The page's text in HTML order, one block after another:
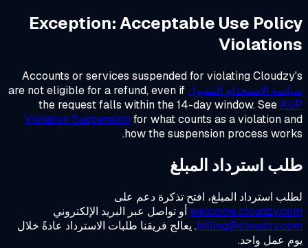
Exception: Acceptable Use
Accounts or services suspended for violating
الاستخدام المقبولare not eligible for a refund, even if
the request falls within the 14-day window. See
Violation Suspension for what counts as a violation
how the suspension process
استرداد المبلغ
استرداد المبلغ، افتح تذكرة دعم على
أو تواصل عبر البريد الإلكتروني
. يعالج فريقنا طلبات الاسترداد عادةً خلال
عمل واحد.